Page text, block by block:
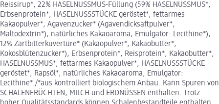
Reissirup*, 22% HASELNUSSMUS-Füllung (59% HASELNUSSMUS*,
Erbsenprotein*, HASELNUSSSTÜCKE geröstet*, fettarmes
Kakaopulver*, Agavenzucker* (Agavendicksaftpulver*,
Maltodextrin*), natürliches Kakaoaroma, Emulgator: Lecithine*),
12% Zartbitterkuvertüre* (Kakaopulver*, Kakaobutter*,
Kokosblütenzucker*), Erbsenprotein*, Reisprotein*, Kakaobutter*,
HASELNUSSMUS*, fettarmes Kakaopulver*, HASELNUSSSTÜCKE
geröstet*, Rapsöl*, natürliches Kakaoaroma, Emulgator:
Lecithine*./*aus kontrolliert biologischem Anbau. Kann Spuren von
SCHALENFRÜCHTEN, MILCH und ERDNÜSSEN enthalten. Trotz